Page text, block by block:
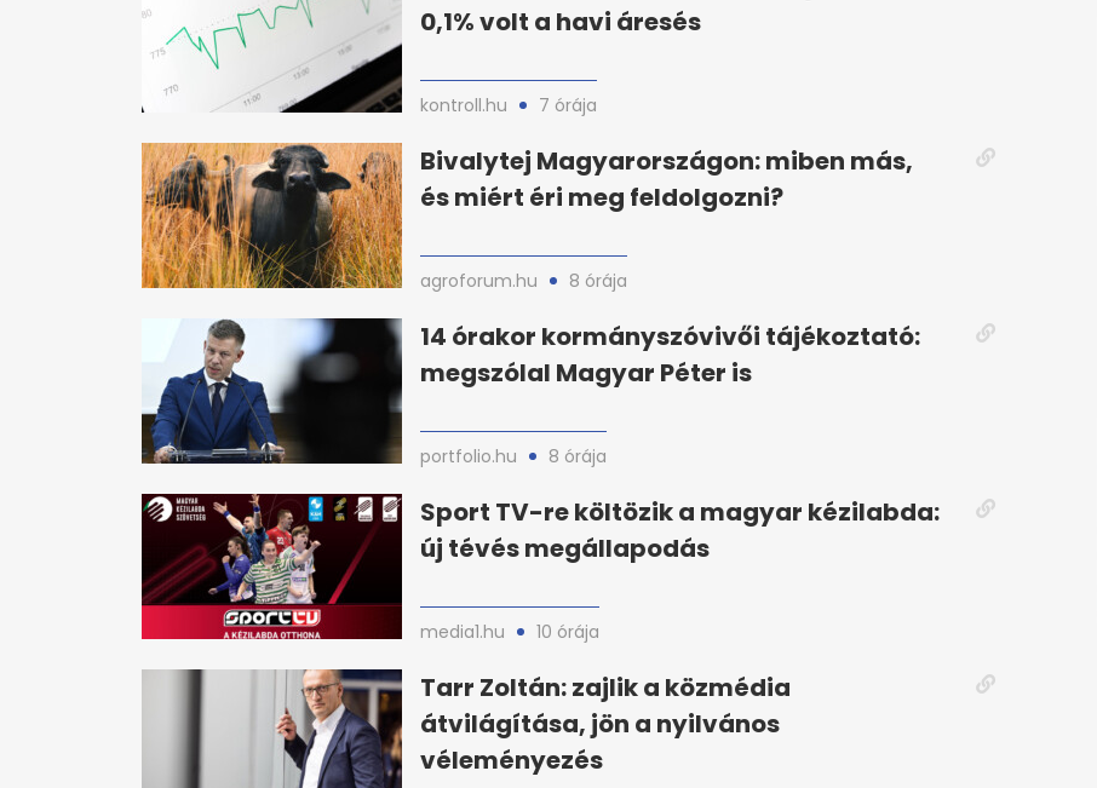
0,1% volt a havi áresés
kontroll.hu 7 órája
Bivalytej Magyarországon: miben más,
és miért éri meg feldolgozni?
agroforum.hu 8 órája
14 órakor kormányszóvivői tájékoztató:
megszólal Magyar Péter is
portfolio.hu 8 órája
Sport TV-re költözik a magyar kézilabda:
új tévés megállapodás
media1.hu 10 órája
Tarr Zoltán: zajlik a közmédia
átvilágítása, jön a nyilvános
véleményezés